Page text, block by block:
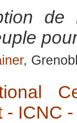
,
- ICNC